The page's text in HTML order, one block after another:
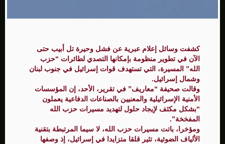
كشفت وسائل إعلام عبرية عن فشل وحيرة تل أبيب حتى
الآن في تطوير منظومة بإمكانها التصدي لطائرات “حزب
الله” المسيرة، التي تستهدف قوات إسرائيل في جنوب لبنان
وشمال إسرائيل.
وقالت صحيفة “معاريف” في تقرير، الأحد، إن المؤسسات
الأمنية الإسرائيلية والمعنيين بالصناعات الدفاعية يعملون
“بشكل مكثف لإيجاد حلول لتهديد مسيرات حزب الله
المفخخة”.
ومؤخرا، باتت مسيرات حزب الله، لا سيما المرتبطة بتقنية
الألياف الضوئية، تثير قلقا متزايدا في إسرائيل، إذ وصفها